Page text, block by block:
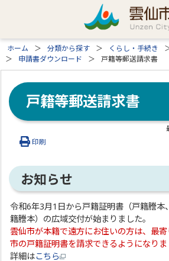
ホーム 分類から探す くらし・手続き
申請書ダウンロード
戸籍等郵送請求書
戸籍等郵送請求書
印刷
お知らせ
令和6年3月1日から戸籍証明書（戸籍謄本
籍謄本）の広域交付が始まりました。
雲仙市が本籍で遠方にお住いの方は、最
市の戸籍証明書を請求できるようになりま
詳細はこちら